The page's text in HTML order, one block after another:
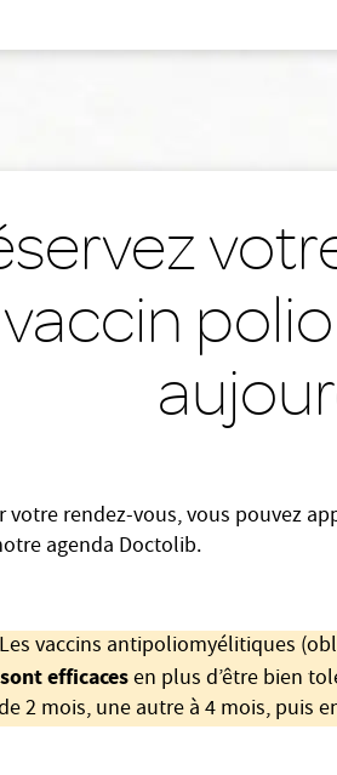
vaccin
votre rendez-vous, vous pouvez
agenda Doctolib.
Les vaccins antipoliomyélitiques
efficacesen plus d’être bien
2 mois, une autre à 4 mois, puis